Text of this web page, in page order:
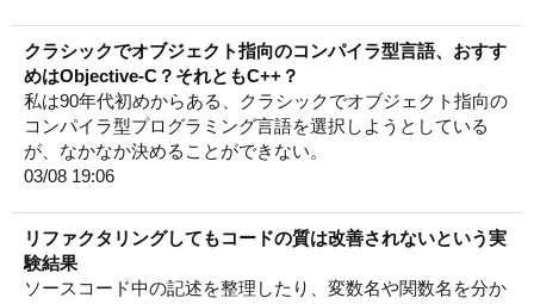
クラシックでオブジェクト指向のコンパイラ型言語、おすす
めはObjective-C？それともC++？
私は90年代初めからある、クラシックでオブジェクト指向の
コンパイラ型プログラミング言語を選択しようとしている
が、なかなか決めることができない。
03/08 19:06
リファクタリングしてもコードの質は改善されないという実
験結果
ソースコード中の記述を整理したり、変数名や関数名を分か